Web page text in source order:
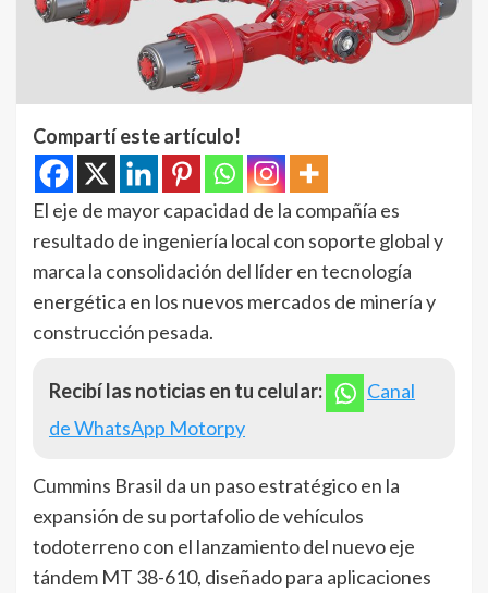
Compartí este artículo!
El eje de mayor capacidad de la compañía es
resultado de ingeniería local con soporte global y
marca la consolidación del líder en tecnología
energética en los nuevos mercados de minería y
construcción pesada.
Recibí las noticias en tu celular:
Canal
de WhatsApp Motorpy
Cummins Brasil da un paso estratégico en la
expansión de su portafolio de vehículos
todoterreno con el lanzamiento del nuevo eje
tándem MT 38-610, diseñado para aplicaciones